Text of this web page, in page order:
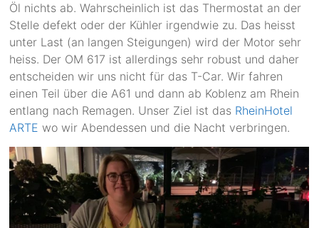
Öl nichts ab. Wahrscheinlich ist das Thermostat an der
Stelle defekt oder der Kühler irgendwie zu. Das heisst
unter Last (an langen Steigungen) wird der Motor sehr
heiss. Der OM 617 ist allerdings sehr robust und daher
entscheiden wir uns nicht für das T-Car. Wir fahren
einen Teil über die A61 und dann ab Koblenz am Rhein
entlang nach Remagen. Unser Ziel ist das RheinHotel
ARTE wo wir Abendessen und die Nacht verbringen.